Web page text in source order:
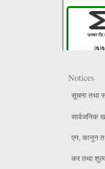
Notices
सूचना तथा
सार्वजनिक
एन, कानुन
कर तथा